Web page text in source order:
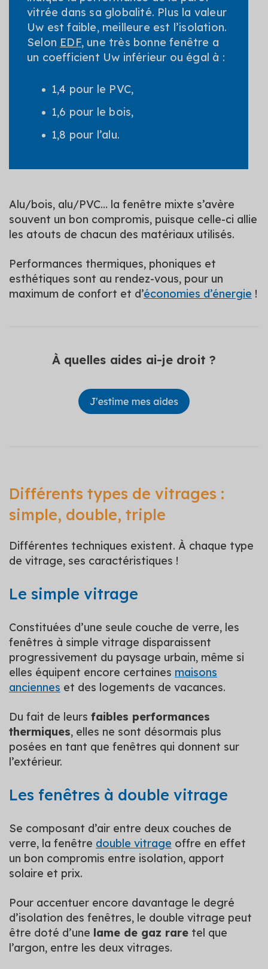
vitrée dans sa globalité. Plus la valeur
Uw est faible, meilleure est l’isolation.
Selon EDF, une très bonne fenêtre a
un coefficient Uw inférieur ou égal à :
1,4 pour le PVC,
1,6 pour le bois,
1,8 pour l’alu.
Alu/bois, alu/PVC… la fenêtre mixte s’avère
souvent un bon compromis, puisque celle-ci allie
les atouts de chacun des matériaux utilisés.
Performances thermiques, phoniques et
esthétiques sont au rendez-vous, pour un
maximum de confort et d’économies d’énergie !
À quelles aides ai-je droit ?
Différents types de vitrages :
simple, double, triple
Différentes techniques existent. À chaque type
de vitrage, ses caractéristiques !
Le simple vitrage
Constituées d’une seule couche de verre, les
fenêtres à simple vitrage disparaissent
progressivement du paysage urbain, même si
elles équipent encore certaines maisons
anciennes et des logements de vacances.
Du fait de leurs faibles performances
thermiques, elles ne sont désormais plus
posées en tant que fenêtres qui donnent sur
l’extérieur.
Les fenêtres à double vitrage
Se composant d’air entre deux couches de
verre, la fenêtre double vitrage offre en effet
un bon compromis entre isolation, apport
solaire et prix.
Pour accentuer encore davantage le degré
d’isolation des fenêtres, le double vitrage peut
être doté d’une lame de gaz rare tel que
l’argon, entre les deux vitrages.